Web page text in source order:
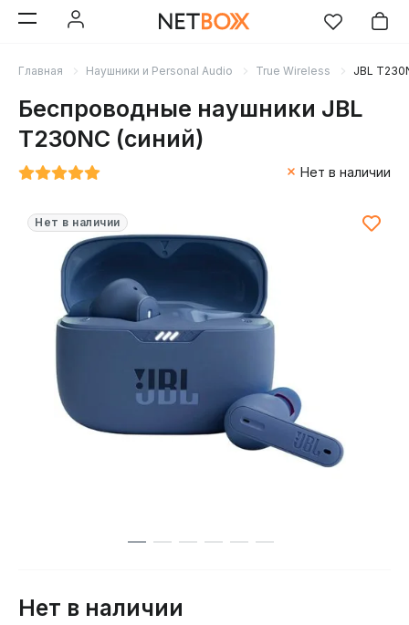
Главная Наушники и Personal Audio True Wireless JBL
Беспроводные наушники JBL
T230NC (синий)
Нет в наличии
Нет в наличии
Нет в наличии